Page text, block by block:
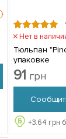
Нет в
Тюльпан
упаковке
91 грн
+3.64 грн